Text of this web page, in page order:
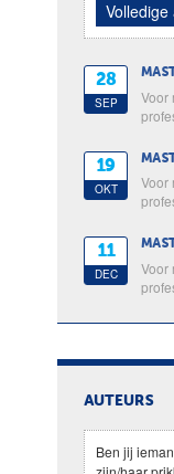
28
SEP
Voor
19
OKT
Voor
11
DEC
Voor
AUTEURS
Ben jij